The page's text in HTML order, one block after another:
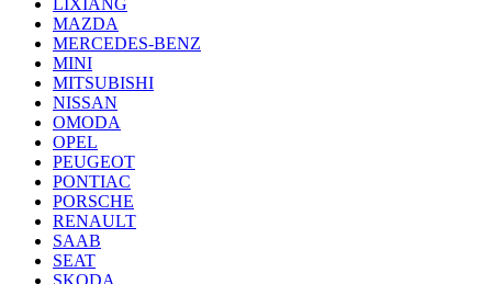
LIXIANG
MAZDA
MERCEDES-BENZ
MINI
MITSUBISHI
NISSAN
OMODA
OPEL
PEUGEOT
PONTIAC
PORSCHE
RENAULT
SAAB
SEAT